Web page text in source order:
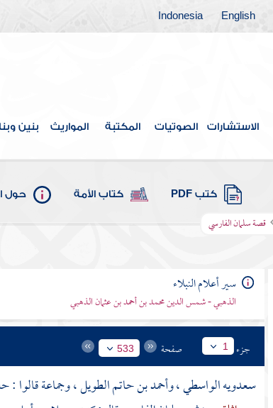
English
Indonesia
الاستشارات الصوتيات المكتبة المواريث بنين
كتب PDF كتاب الأمة حول
قصة سلمان الفارسي
سير أعلام النبلاء
الذهبي - شمس الدين محمد بن أحمد بن عثمان الذهبي
جزء 1 صفحة 533
سعدويه الواسطي،وأحمد بن حاتم الطويل، وجماعة قالوا :